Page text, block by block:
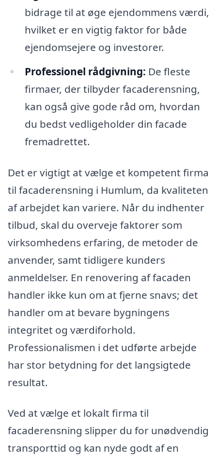
bidrage til at øge ejendommens værdi,
hvilket er en vigtig faktor for både
ejendomsejere og investorer.
Professionel rådgivning: De fleste
firmaer, der tilbyder facaderensning,
kan også give gode råd om, hvordan
du bedst vedligeholder din facade
fremadrettet.
Det er vigtigt at vælge et kompetent firma
til facaderensning i Humlum, da kvaliteten
af arbejdet kan variere. Når du indhenter
tilbud, skal du overveje faktorer som
virksomhedens erfaring, de metoder de
anvender, samt tidligere kunders
anmeldelser. En renovering af facaden
handler ikke kun om at fjerne snavs; det
handler om at bevare bygningens
integritet og værdiforhold.
Professionalismen i det udførte arbejde
har stor betydning for det langsigtede
resultat.
Ved at vælge et lokalt firma til
facaderensning slipper du for unødvendig
transporttid og kan nyde godt af en